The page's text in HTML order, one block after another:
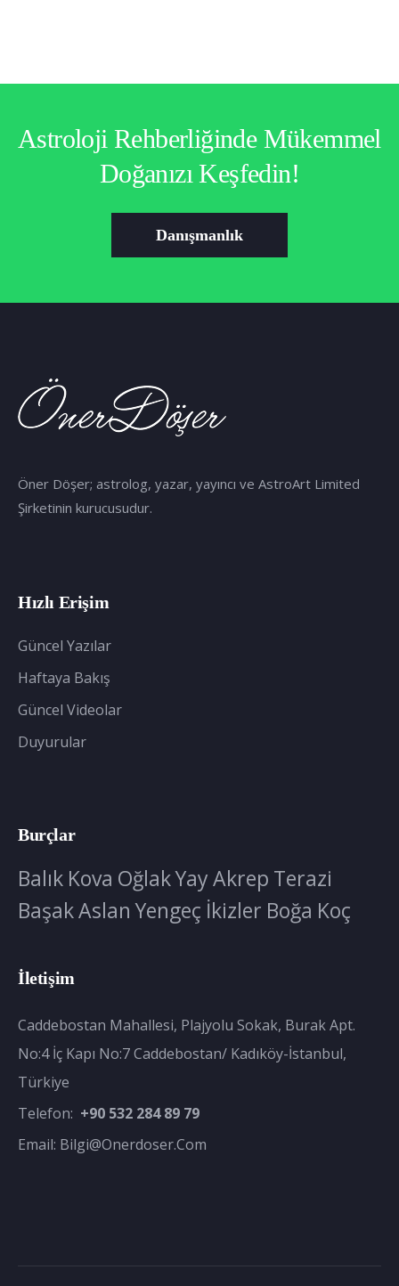
Astroloji Rehberliğinde Mükemmel
Doğanızı Keşfedin!
Danışmanlık
Öner Döşer; astrolog, yazar, yayıncı ve AstroArt Limited
Şirketinin kurucusudur.
Hızlı Erişim
Güncel Yazılar
Haftaya Bakış
Güncel Videolar
Duyurular
Burçlar
Balık Kova OğlakYayAkrep Terazi
BaşakAslan Yengeç İkizler Boğa Koç
İletişim
Caddebostan Mahallesi, Plajyolu Sokak, Burak Apt.
No:4 İç Kapı No:7 Caddebostan/ Kadıköy-İstanbul,
Türkiye
Telefon: +90 532 284 89 79
Email: Bilgi@onerdoser.com